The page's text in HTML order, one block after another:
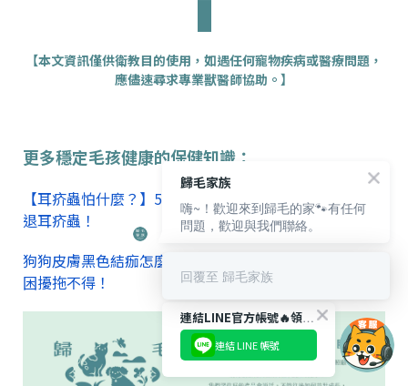
【本文資訊僅供衛教目的使用，如遇任何寵物疾病或醫療問題，
應儘速尋求專業獸醫師協助。】
更多穩定毛孩健康的保健知識：
【耳疥蟲怕什麼？】5大常見症狀+2招防護對策，全面擊
退耳疥蟲！
狗狗皮膚黑色結痂怎麼辦？揭開背後5大病因，這些皮膚
困擾拖不得！
連結LINE官方帳號🔥領取獨家【$66購物金🪙】！
連結 LINE 帳號
歸毛家族
嗨~！歡迎來到歸毛的家🐾有任何
問題，歡迎與我們聯絡。
回覆至 歸毛家族